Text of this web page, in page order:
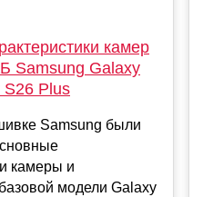
камер
Samsung Galaxy
S26 Plus
Samsung были
камеры и
модели Galaxy